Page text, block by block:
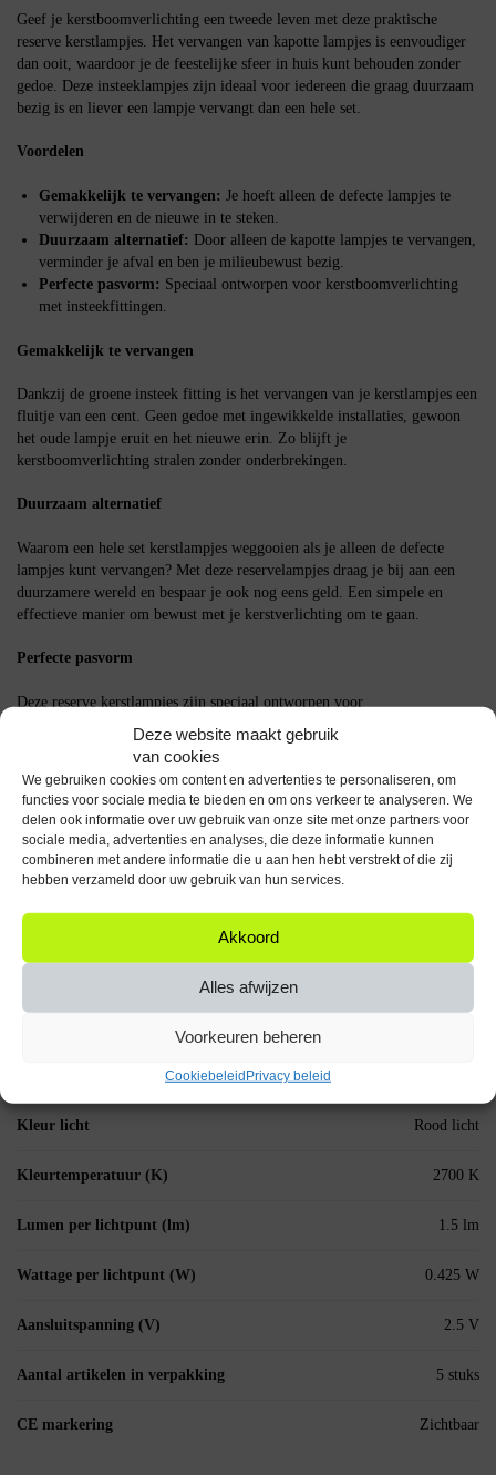
Deze website maakt gebruik
van cookies
We gebruiken cookies om content en advertenties te personaliseren, om
functies voor sociale media te bieden en om ons verkeer te analyseren. We
delen ook informatie over uw gebruik van onze site met onze partners voor
sociale media, advertenties en analyses, die deze informatie kunnen
combineren met andere informatie die u aan hen hebt verstrekt of die zij
hebben verzameld door uw gebruik van hun services.
Akkoord
Alles afwijzen
Voorkeuren beheren
CookiebeleidPrivacy beleid
Geef je kerstboomverlichting een tweede leven met deze praktische
reserve kerstlampjes. Het vervangen van kapotte lampjes is eenvoudiger
dan ooit, waardoor je de feestelijke sfeer in huis kunt behouden zonder
gedoe. Deze insteeklampjes zijn ideaal voor iedereen die graag duurzaam
bezig is en liever een lampje vervangt dan een hele set.
Voordelen
Gemakkelijk te vervangen: Je hoeft alleen de defecte lampjes te
verwijderen en de nieuwe in te steken.
Duurzaam alternatief: Door alleen de kapotte lampjes te vervangen,
verminder je afval en ben je milieubewust bezig.
Perfecte pasvorm: Speciaal ontworpen voor kerstboomverlichting
met insteekfittingen.
Gemakkelijk te vervangen
Dankzij de groene insteek fitting is het vervangen van je kerstlampjes een
fluitje van een cent. Geen gedoe met ingewikkelde installaties, gewoon
het oude lampje eruit en het nieuwe erin. Zo blijft je
kerstboomverlichting stralen zonder onderbrekingen.
Duurzaam alternatief
Waarom een hele set kerstlampjes weggooien als je alleen de defecte
lampjes kunt vervangen? Met deze reservelampjes draag je bij aan een
duurzamere wereld en bespaar je ook nog eens geld. Een simpele en
effectieve manier om bewust met je kerstverlichting om te gaan.
Perfecte pasvorm
Deze reserve kerstlampjes zijn speciaal ontworpen voor
dimbaar, maar zorgen voor een constante en warme rode gloed die je
kerstboom prachtig verlicht.
Specificaties
Aantal: 5 stuks
Kleur: Rood
Niet dimbaar
Breng de magie van kerst tot leven en houd je kerstboomverlichting
sprankelend met deze handige reserve kerstlampjes!
Kleur licht Rood licht
Kleurtemperatuur (K) 2700 K
Lumen per lichtpunt (lm) 1.5 lm
Wattage per lichtpunt (W) 0.425 W
Aansluitspanning (V) 2.5 V
Aantal artikelen in verpakking 5 stuks
CE markering Zichtbaar